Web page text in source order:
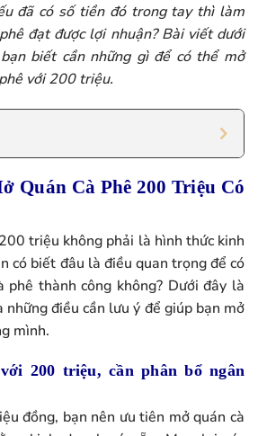
đã có số tiền đó trong tay thì làm
đạt được lợi nhuận? Bài viết dưới
biết cần những gì để có thể mở
với 200 triệu.
Quán Cà Phê 200 Triệu Có
triệu không phải là hình thức kinh
có biết đâu là điều quan trọng để có
thành công không? Dưới đây là
những điều cần lưu ý để giúp bạn mở
mình.
200 triệu, cần phân bổ ngân
đồng, bạn nên ưu tiên mở quán cà